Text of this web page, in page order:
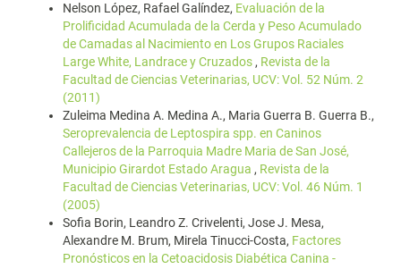
Nelson López, Rafael Galíndez, Evaluación de la
Prolificidad Acumulada de la Cerda y Peso Acumulado
de Camadas al Nacimiento en Los Grupos Raciales
Large White, Landrace y Cruzados , Revista de la
Facultad de Ciencias Veterinarias, UCV: Vol. 52 Núm. 2
(2011)
Zuleima Medina A. Medina A., Maria Guerra B. Guerra B.,
Seroprevalencia de Leptospira spp. en Caninos
Callejeros de la Parroquia Madre Maria de San José,
Municipio Girardot Estado Aragua , Revista de la
Facultad de Ciencias Veterinarias, UCV: Vol. 46 Núm. 1
(2005)
Sofia Borin, Leandro Z. Crivelenti, Jose J. Mesa,
Alexandre M. Brum, Mirela Tinucci-Costa, Factores
Pronósticos en la Cetoacidosis Diabética Canina -